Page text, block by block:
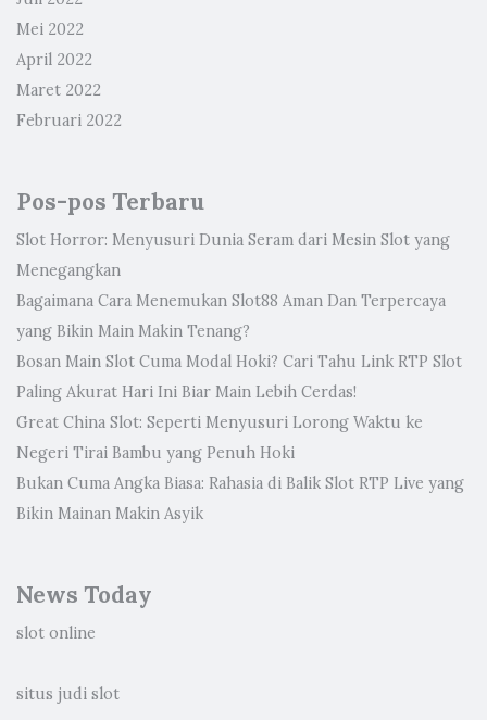
Mei 2022
April 2022
Maret 2022
Februari 2022
Pos-pos Terbaru
Slot Horror: Menyusuri Dunia Seram dari Mesin Slot yang
Menegangkan
Bagaimana Cara Menemukan Slot88 Aman Dan Terpercaya
yang Bikin Main Makin Tenang?
Bosan Main Slot Cuma Modal Hoki? Cari Tahu Link RTP Slot
Paling Akurat Hari Ini Biar Main Lebih Cerdas!
Great China Slot: Seperti Menyusuri Lorong Waktu ke
Negeri Tirai Bambu yang Penuh Hoki
Bukan Cuma Angka Biasa: Rahasia di Balik Slot RTP Live yang
Bikin Mainan Makin Asyik
News Today
slot online
situs judi slot